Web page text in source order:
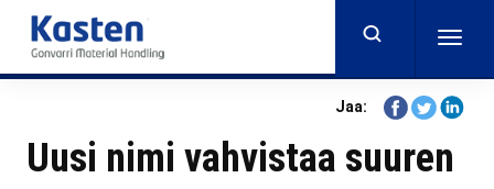
main
content
Jaa:
Share
Facebook
Share
Twitter
Share
Uusi nimi vahvistaa suuren